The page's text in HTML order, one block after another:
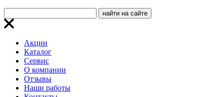
Акции
Каталог
Сервис
О компании
Отзывы
Наши работы